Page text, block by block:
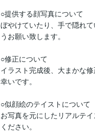
○提供する顔写真について
ぼやけていたり、手で隠れ
うお願い致します。
○修正について
イラスト完成後、大まかな
幸いです。
○似顔絵のテイストについて
お写真を元にしたリアルテ
ください。